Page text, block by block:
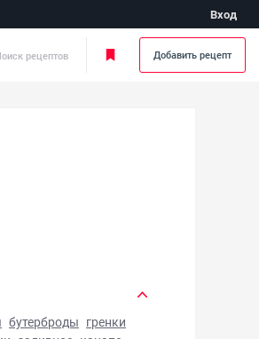
Вход
рецептов Добавить рецепт
сыром и яйцом - фото готового
бутерброды гренки